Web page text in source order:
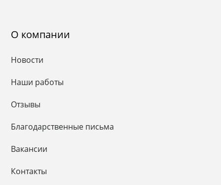
О компании
Новости
Наши работы
Отзывы
Благодарственные письма
Вакансии
Контакты